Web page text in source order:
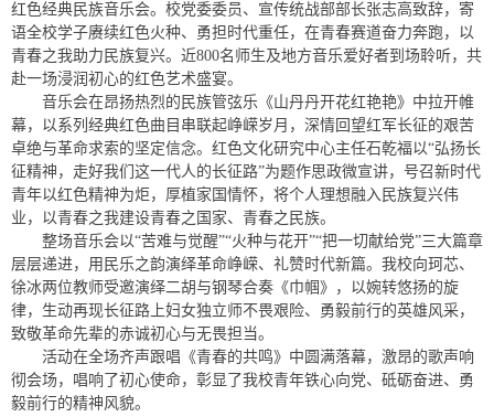
红色经典民族音乐会。校党委委员、宣传统战部部长张志高致辞，寄
语全校学子赓续红色火种、勇担时代重任，在青春赛道奋力奔跑，以
青春之我助力民族复兴。近800名师生及地方音乐爱好者到场聆听，共
赴一场浸润初心的红色艺术盛宴。
音乐会在昂扬热烈的民族管弦乐《山丹丹开花红艳艳》中拉开帷
幕，以系列经典红色曲目串联起峥嵘岁月，深情回望红军长征的艰苦
卓绝与革命求索的坚定信念。红色文化研究中心主任石乾福以“弘扬长
征精神，走好我们这一代人的长征路”为题作思政微宣讲，号召新时代
青年以红色精神为炬，厚植家国情怀，将个人理想融入民族复兴伟
业，以青春之我建设青春之国家、青春之民族。
整场音乐会以“苦难与觉醒”“火种与花开”“把一切献给党”三大篇章
层层递进，用民乐之韵演绎革命峥嵘、礼赞时代新篇。我校向珂芯、
徐冰两位教师受邀演绎二胡与钢琴合奏《巾帼》，以婉转悠扬的旋
律，生动再现长征路上妇女独立师不畏艰险、勇毅前行的英雄风采，
致敬革命先辈的赤诚初心与无畏担当。
活动在全场齐声跟唱《青春的共鸣》中圆满落幕，激昂的歌声响
彻会场，唱响了初心使命，彰显了我校青年铁心向党、砥砺奋进、勇
毅前行的精神风貌。